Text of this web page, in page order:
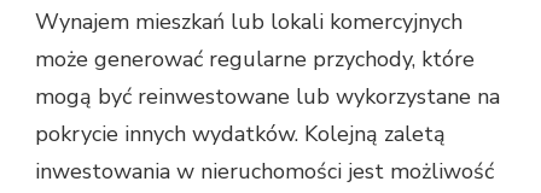
Wynajem mieszkań lub lokali komercyjnych
może generować regularne przychody, które
mogą być reinwestowane lub wykorzystane na
pokrycie innych wydatków. Kolejną zaletą
inwestowania w nieruchomości jest możliwość